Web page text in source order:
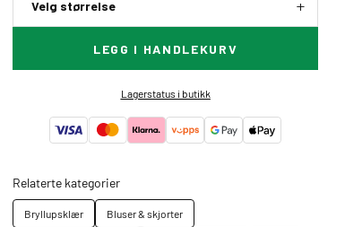
Velg størrelse
LEGG I HANDLEKURV
Lagerstatus i butikk
Relaterte kategorier
Bryllupsklær
Bluser & skjorter